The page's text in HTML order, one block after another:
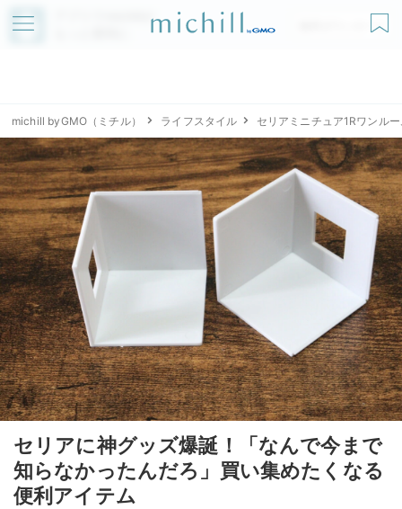
アプリでmichillが
無料ダウンロード
michill byGMO（ミチル） ライフスタイル セリアミニチュア1Rワンル
セリアに神グッズ爆誕！「なんで今まで
知らなかったんだろ」買い集めたくなる
便利アイテム